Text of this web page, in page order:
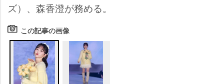
ズ）、森香澄が務める。
この記事の画像